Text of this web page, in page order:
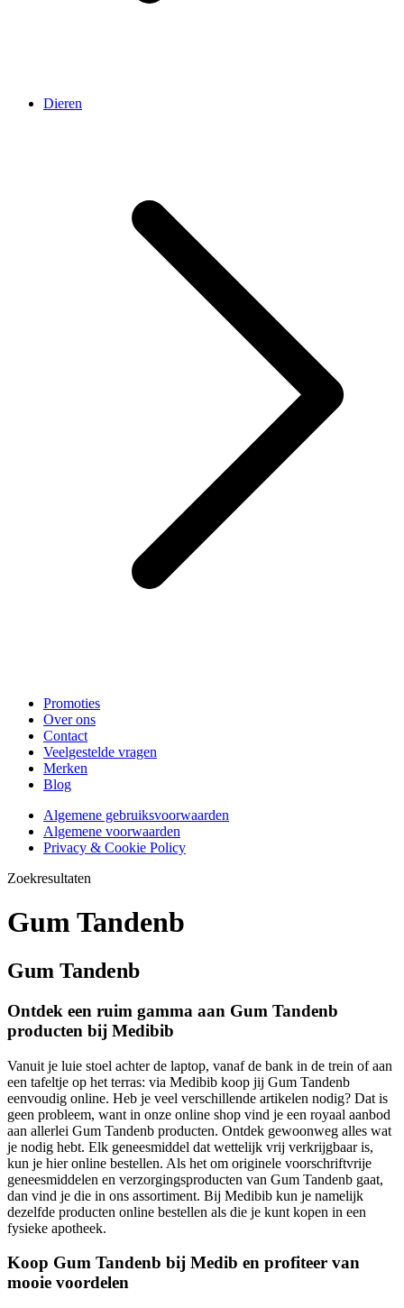
Dieren
Promoties
Over ons
Contact
Veelgestelde vragen
Merken
Blog
Algemene gebruiksvoorwaarden
Algemene voorwaarden
Privacy & Cookie Policy
Zoekresultaten
Gum Tandenb
Gum Tandenb
Ontdek een ruim gamma aan Gum Tandenb
producten bij Medibib
Vanuit je luie stoel achter de laptop, vanaf de bank in de trein of aan
een tafeltje op het terras: via Medibib koop jij Gum Tandenb
eenvoudig online. Heb je veel verschillende artikelen nodig? Dat is
geen probleem, want in onze online shop vind je een royaal aanbod
aan allerlei Gum Tandenb producten. Ontdek gewoonweg alles wat
je nodig hebt. Elk geneesmiddel dat wettelijk vrij verkrijgbaar is,
kun je hier online bestellen. Als het om originele voorschriftvrije
geneesmiddelen en verzorgingsproducten van Gum Tandenb gaat,
dan vind je die in ons assortiment. Bij Medibib kun je namelijk
dezelfde producten online bestellen als die je kunt kopen in een
fysieke apotheek.
Koop Gum Tandenb bij Medib en profiteer van
mooie voordelen